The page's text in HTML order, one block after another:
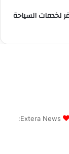
Extera News: